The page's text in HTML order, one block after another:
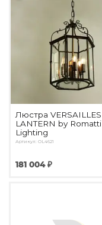
Люстра VERSAILLES
LANTERN by Romatti
Lighting
Артикул: OL4621
181 004 ₽